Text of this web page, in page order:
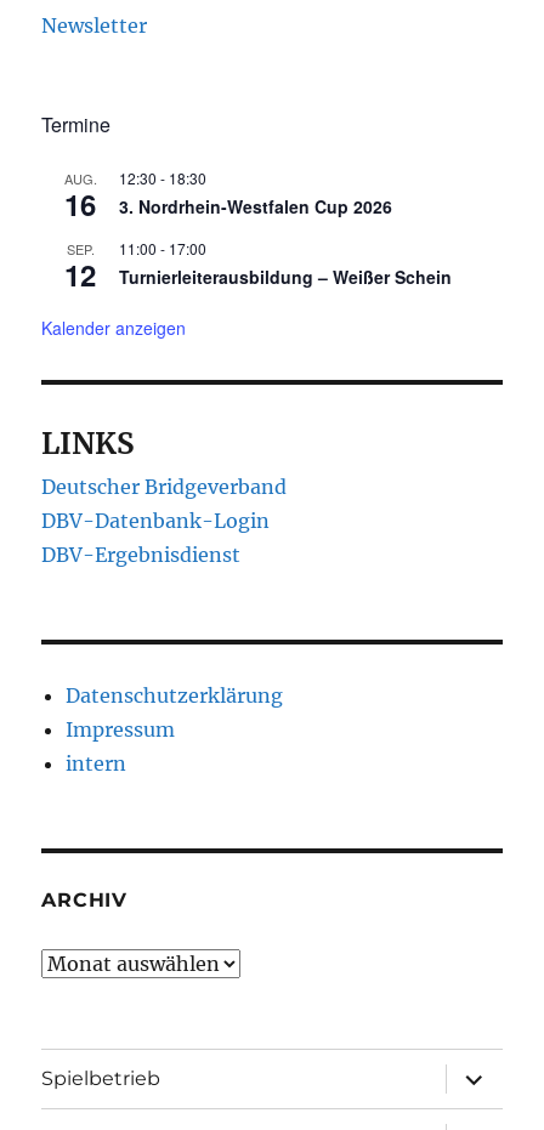
Newsletter
Termine
AUG.
16
12:30 - 18:30
3. Nordrhein-Westfalen Cup 2026
SEP.
12
11:00 - 17:00
Turnierleiterausbildung – Weißer Schein
Kalender anzeigen
LINKS
Deutscher Bridgeverband
DBV-Datenbank-Login
DBV-Ergebnisdienst
Datenschutzerklärung
Impressum
intern
ARCHIV
Archiv
Spielbetrieb
öffnen